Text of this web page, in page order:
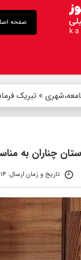
صفحه
» تبریک
چناران به
تاریخ و زمان ارسال: 14 تیر 1403 ساعت 13:56